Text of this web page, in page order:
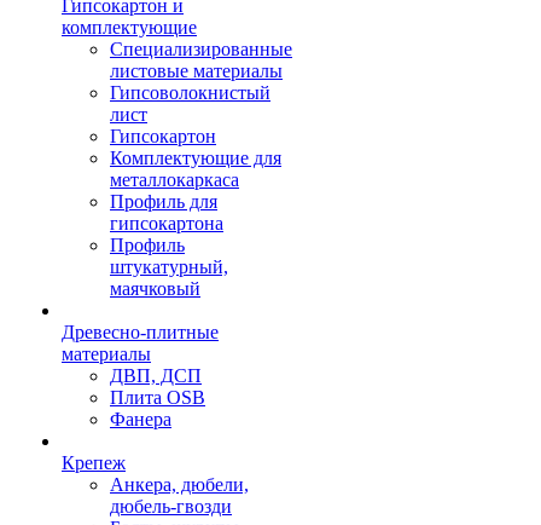
Гипсокартон и
комплектующие
Специализированные
листовые материалы
Гипсоволокнистый
лист
Гипсокартон
Комплектующие для
металлокаркаса
Профиль для
гипсокартона
Профиль
штукатурный,
маячковый
Древесно-плитные
материалы
ДВП, ДСП
Плита OSB
Фанера
Крепеж
Анкера, дюбели,
дюбель-гвозди